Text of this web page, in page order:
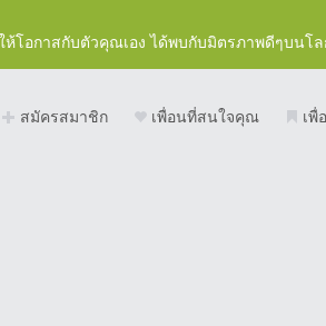
ห้โอกาสกับตัวคุณเอง ได้พบกับมิตรภาพดีๆบนโ
สมัครสมาชิก เพื่อนที่สนใจคุณ เพื่